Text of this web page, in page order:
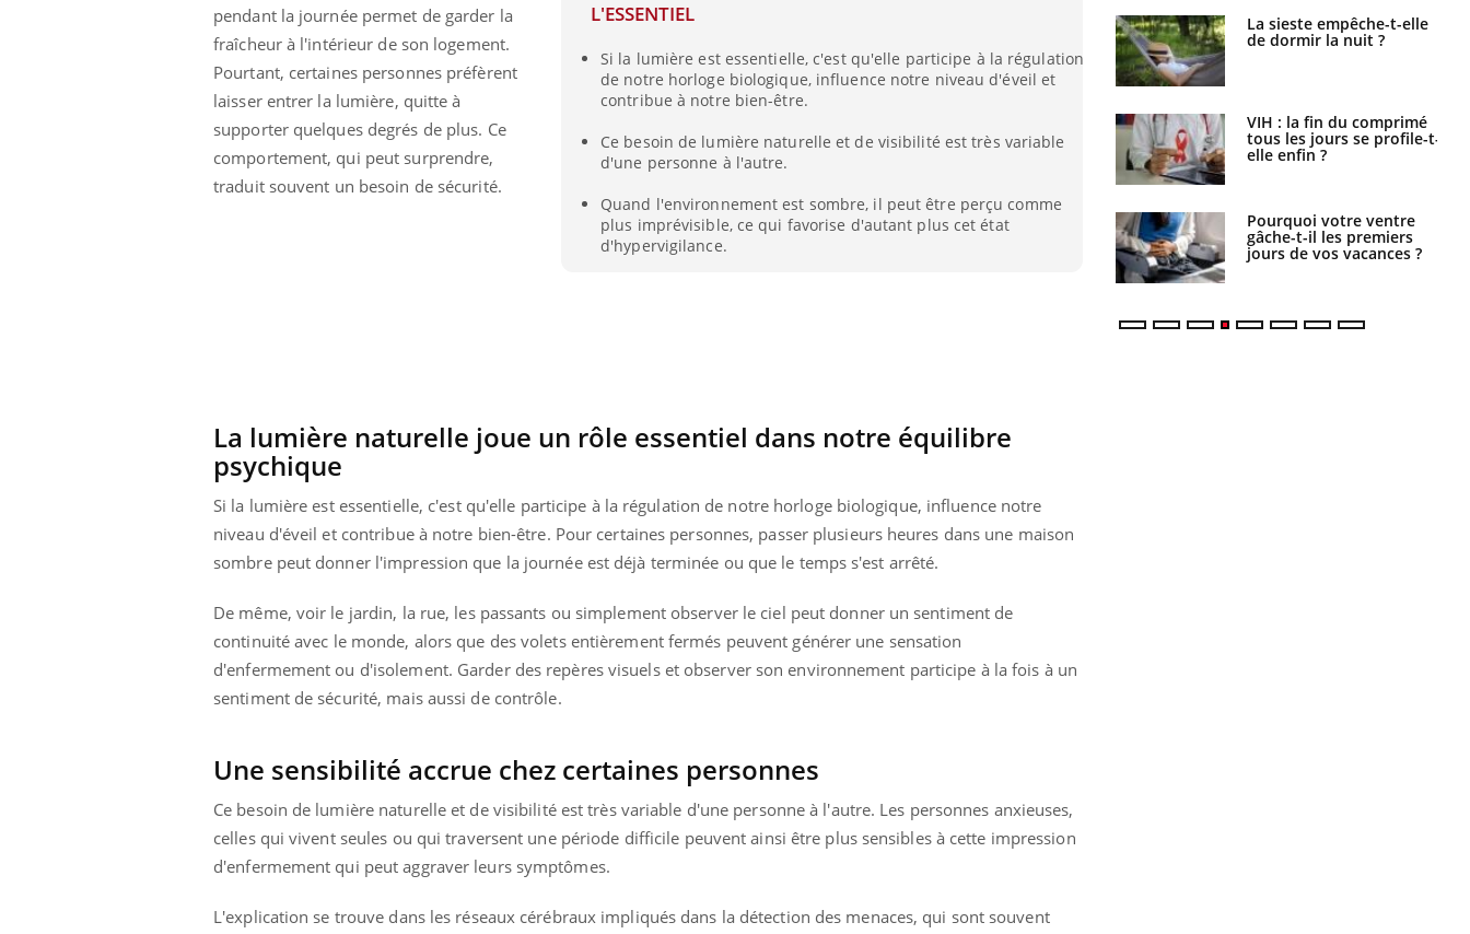
L'ESSENTIEL
Si la lumière est essentielle, c'est qu'elle participe à la régulation
de notre horloge biologique, influence notre niveau d'éveil et
contribue à notre bien-être.
Ce besoin de lumière naturelle et de visibilité est très variable
d'une personne à l'autre.
Quand l'environnement est sombre, il peut être perçu comme
plus imprévisible, ce qui favorise d'autant plus cet état
d'hypervigilance.
pendant la journée permet de garder la
fraîcheur à l'intérieur de son logement.
Pourtant, certaines personnes préfèrent
laisser entrer la lumière, quitte à
supporter quelques degrés de plus. Ce
comportement, qui peut surprendre,
traduit souvent un besoin de sécurité.
La lumière naturelle joue un rôle essentiel dans notre équilibre
psychique
Si la lumière est essentielle, c'est qu'elle participe à la régulation de notre horloge biologique, influence notre
niveau d'éveil et contribue à notre bien-être. Pour certaines personnes, passer plusieurs heures dans une maison
sombre peut donner l'impression que la journée est déjà terminée ou que le temps s'est arrêté.
De même, voir le jardin, la rue, les passants ou simplement observer le ciel peut donner un sentiment de
continuité avec le monde, alors que des volets entièrement fermés peuvent générer une sensation
d'enfermement ou d'isolement. Garder des repères visuels et observer son environnement participe à la fois à un
sentiment de sécurité, mais aussi de contrôle.
Une sensibilité accrue chez certaines personnes
Ce besoin de lumière naturelle et de visibilité est très variable d'une personne à l'autre. Les personnes anxieuses,
celles qui vivent seules ou qui traversent une période difficile peuvent ainsi être plus sensibles à cette impression
d'enfermement qui peut aggraver leurs symptômes.
L'explication se trouve dans les réseaux cérébraux impliqués dans la détection des menaces, qui sont souvent
Comment oublier les
écrans en vacances ?
Toujours connectés :
comment le travail
empiète de plus en plus
sur nos soirées
Chikungunya, dengue,
t-il dans le sud de la
France ?
protègent-ils aussi les os
Cytomégalovirus : ce qui
change dans la prise en
charge des femmes
La sieste empêche-t-elle
de dormir la nuit ?
VIH : la fin du comprimé
tous les jours se profile-t-
elle enfin ?
Pourquoi votre ventre
gâche-t-il les premiers
jours de vos vacances ?
Fortes chaleurs :
pourquoi le risque de
Le Viagra pourrait-il
freiner la propagation du
cancer ?
Pourquoi manger moins
de protéines pourrait
finalement être bénéfique